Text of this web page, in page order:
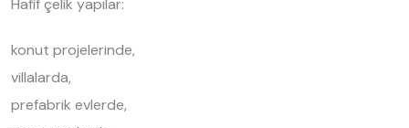
Hafif çelik yapılar:
konut projelerinde,
villalarda,
prefabrik evlerde,